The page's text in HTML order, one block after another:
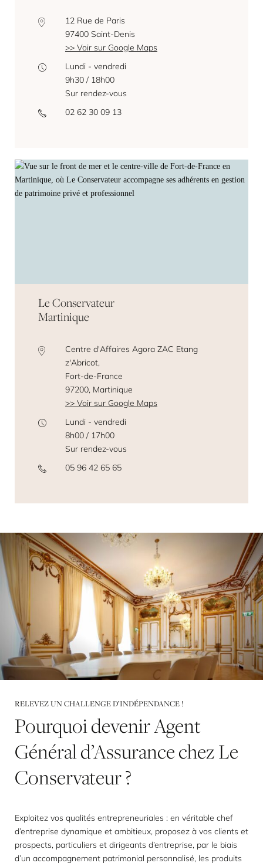
12 Rue de Paris
97400 Saint-Denis
Voir sur Google Maps
Lundi - vendredi
9h30 / 18h00
Sur rendez-vous
02 62 30 09 13
Le Conservateur
Martinique
Centre d'Affaires Agora ZAC Etang
z'Abricot,
Fort-de-France
97200, Martinique
Voir sur Google Maps
Lundi - vendredi
8h00 / 17h00
Sur rendez-vous
05 96 42 65 65
RELEVEZ UN CHALLENGE D’INDÉPENDANCE !
PourquoidevenirAgent
Générald’AssurancechezLe
Conservateur?
Exploitez vos qualités entrepreneuriales : en véritable chef
d’entreprise dynamique et ambitieux, proposez à vos clients et
prospects, particuliers et dirigeants d’entreprise, par le biais
d’un accompagnement patrimonial personnalisé, les produits